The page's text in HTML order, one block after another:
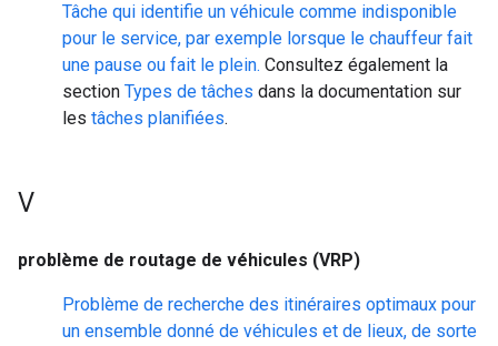
Tâche qui identifie un véhicule comme indisponible
pour le service, par exemple lorsque le chauffeur fait
une pause ou fait le plein. Consultez également la
section Types de tâches dans la documentation sur
les tâches planifiées.
V
problème de routage de véhicules (VRP)
Problème de recherche des itinéraires optimaux pour
un ensemble donné de véhicules et de lieux, de sorte